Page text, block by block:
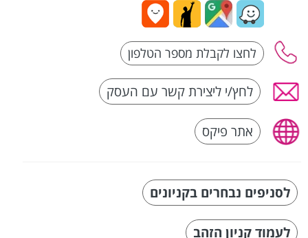
לחץ/י ליצירת קשר עם העסק
אתר פיקס
לסניפים נבחרים בקניונים
לעמוד קניון הזהב